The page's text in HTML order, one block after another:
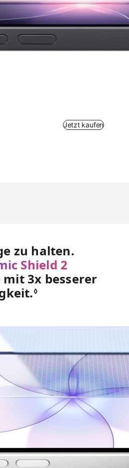
Jetzt kaufen
zu halten.
Shield 2
3x besserer
◊Siehe